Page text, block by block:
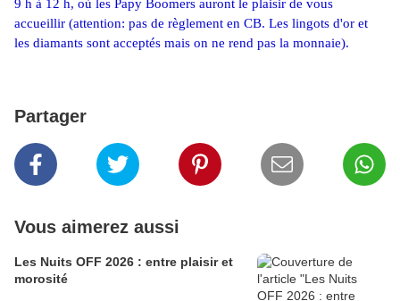
9 h à 12 h, où les Papy Boomers auront le plaisir de vous
accueillir (attention: pas de règlement en CB. Les lingots d'or et
les diamants sont acceptés mais on ne rend pas la monnaie).
Partager
Vous aimerez aussi
Les Nuits OFF 2026 : entre plaisir et
morosité